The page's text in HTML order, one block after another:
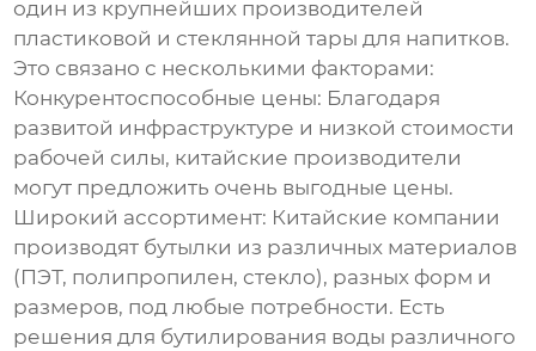
один из крупнейших производителей
пластиковой и стеклянной тары для напитков.
Это связано с несколькими факторами:
Конкурентоспособные цены: Благодаря
развитой инфраструктуре и низкой стоимости
рабочей силы, китайские производители
могут предложить очень выгодные цены.
Широкий ассортимент: Китайские компании
производят бутылки из различных материалов
(ПЭТ, полипропилен, стекло), разных форм и
размеров, под любые потребности. Есть
решения для бутилирования воды различного